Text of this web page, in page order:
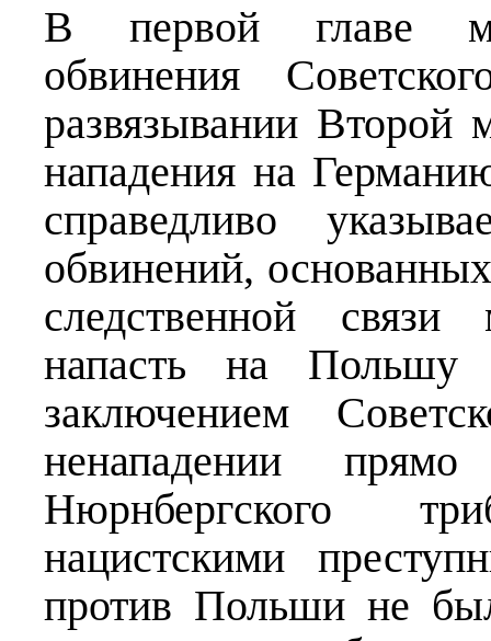
В первой главе
обвинения
развязывании Второй
нападения на
справедливо
обвинений,
следственной
напасть на
заключением
ненападении прямо
Нюрнбергского
нацистскими
против Польши не